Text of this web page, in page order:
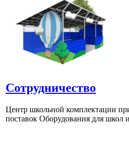
Сотрудничество
Центр школьной комплектации
поставок Оборудования для